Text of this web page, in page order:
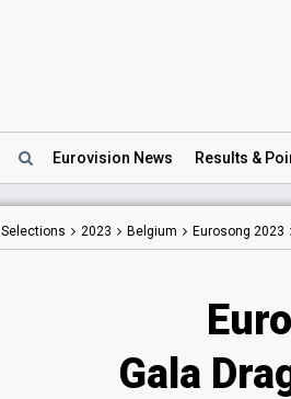
Eurovision News Results &
Selections 2023 Belgium Eurosong 2023
Gala